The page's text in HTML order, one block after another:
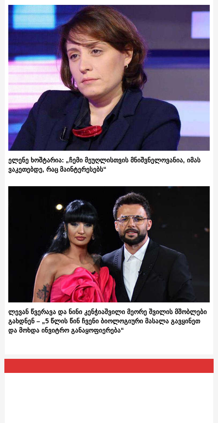
ელენე ხოშტარია: „ჩემი მეუღლისთვის მნიშვნელოვანია, იმას
ვაკეთებდე, რაც მაინტერესებს“
ლევან წვერავა და ნინი კენჭიაშვილი მეორე შვილის მშობლები
გახდნენ – „5 წლის წინ ჩვენი ბიოლოგიური მასალა გავყინეთ
და მოხდა ინვიტრო განაყოფიერება“